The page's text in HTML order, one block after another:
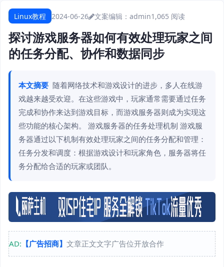
Linux教程 2024-06-26 文案编辑：admin1,065 阅读
探讨游戏服务器如何有效处理玩家之间
的任务分配、协作和数据同步
本文摘要 随着网络技术和游戏设计的进步，多人在线游
戏越来越受欢迎。在这些游戏中，玩家通常需要通过任务
完成和协作来达到游戏目标，而游戏服务器则成为实现这
些功能的核心架构。 游戏服务器的任务处理机制 游戏服
务器通过以下机制有效处理玩家之间的任务分配和管理：
任务分发和调度：根据游戏设计和玩家角色，服务器将任
务分配给合适的玩家或团队。
AD: 【广告招商】 文章正文文字广告位开放合作